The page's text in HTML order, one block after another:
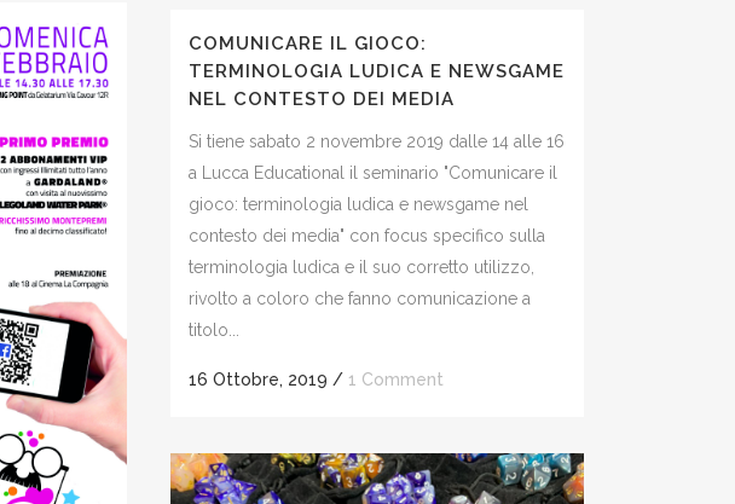
COMUNICARE IL GIOCO:
TERMINOLOGIA LUDICA E NEWSGAME
NEL CONTESTO DEI MEDIA
Si tiene sabato 2 novembre 2019 dalle 14 alle 16
a Lucca Educational il seminario "Comunicare il
gioco: terminologia ludica e newsgame nel
contesto dei media" con focus specifico sulla
terminologia ludica e il suo corretto utilizzo,
rivolto a coloro che fanno comunicazione a
titolo...
16 Ottobre, 2019 / 1 Comment